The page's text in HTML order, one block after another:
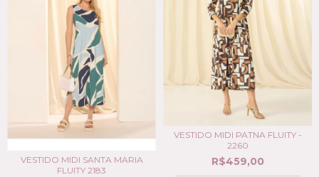
VESTIDO MIDI SANTA MARIA
FLUITY 2183
VESTIDO MIDI PATNA FLUITY -
2260
R$459,00